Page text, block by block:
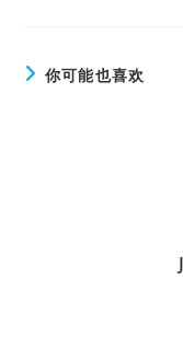
你可能也喜欢